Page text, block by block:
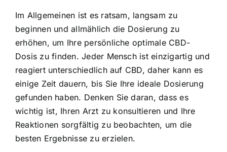
Im Allgemeinen ist es ratsam, langsam zu
beginnen und allmählich die Dosierung zu
erhöhen, um Ihre persönliche optimale CBD-
Dosis zu finden. Jeder Mensch ist einzigartig und
reagiert unterschiedlich auf CBD, daher kann es
einige Zeit dauern, bis Sie Ihre ideale Dosierung
gefunden haben. Denken Sie daran, dass es
wichtig ist, Ihren Arzt zu konsultieren und Ihre
Reaktionen sorgfältig zu beobachten, um die
besten Ergebnisse zu erzielen.